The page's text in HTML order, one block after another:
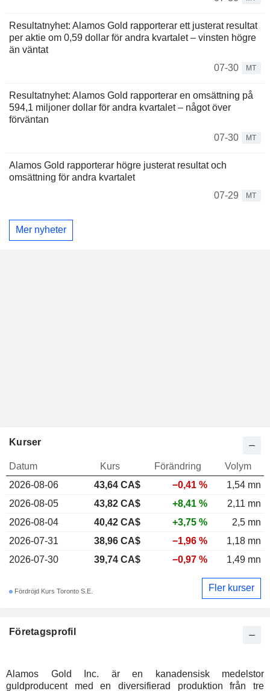
Resultatnyhet: Alamos Gold rapporterar ett justerat resultat
per aktie om 0,59 dollar för andra kvartalet – vinsten högre
än väntat
07-30
MT
Resultatnyhet: Alamos Gold rapporterar en omsättning på
594,1 miljoner dollar för andra kvartalet – något över
förväntan
07-30
MT
Alamos Gold rapporterar högre justerat resultat och
omsättning för andra kvartalet
07-29
MT
Mer nyheter
Företagsprofil
Alamos Gold Inc. är en kanadensisk medelstor
guldproducent med en diversifierad produktion från tre
Kurser
Datum Kurs Förändring
Volym
2026-08-06
43,64 CA$ −0,41 %
1,54 mn
2026-08-05
43,82 CA$ +8,41 %
2,11 mn
2026-08-04
40,42 CA$ +3,75 %
2,5 mn
2026-07-31
38,96 CA$ −1,96 %
1,18 mn
2026-07-30
39,74 CA$ −0,97 % 1,49 mn
Fördröjd Kurs Toronto S.E. Fler kurser